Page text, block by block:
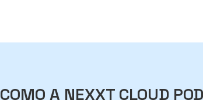
A NEXXT CLOUD